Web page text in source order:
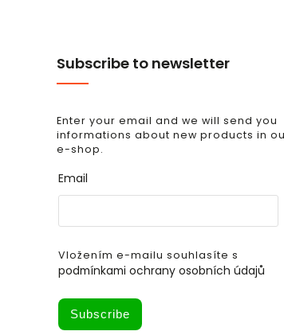
Subscribe to newsletter
Enter your email and we will send you
informations about new products in
e-shop.
Email
Vložením e-mailu souhlasíte s
podmínkami ochrany osobních údajů
Subscribe